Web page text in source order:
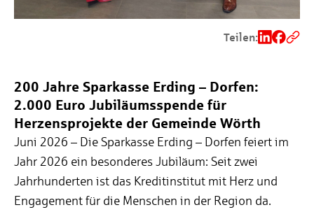
Teilen:
200 Jahre Sparkasse Erding – Dorfen:
2.000 Euro Jubiläumsspende für
Herzensprojekte der Gemeinde Wörth
Juni 2026 – Die Sparkasse Erding – Dorfen feiert im
Jahr 2026 ein besonderes Jubiläum: Seit zwei
Jahrhunderten ist das Kreditinstitut mit Herz und
Engagement für die Menschen in der Region da.